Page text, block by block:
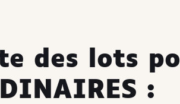
des lots
: